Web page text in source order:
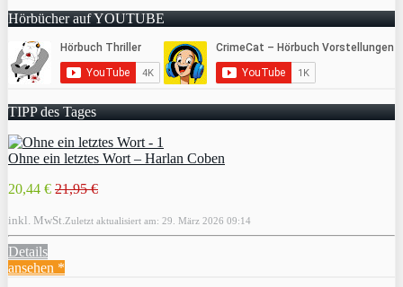
Hörbücher auf YOUTUBE
TIPP des Tages
Ohne ein letztes Wort – Harlan Coben
20,44 € 21,95 €
inkl. MwSt.Zuletzt aktualisiert am: 29. März 2026 09:14
Details
ansehen *